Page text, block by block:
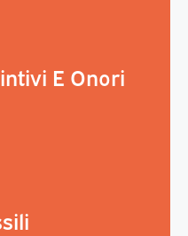
E Onori